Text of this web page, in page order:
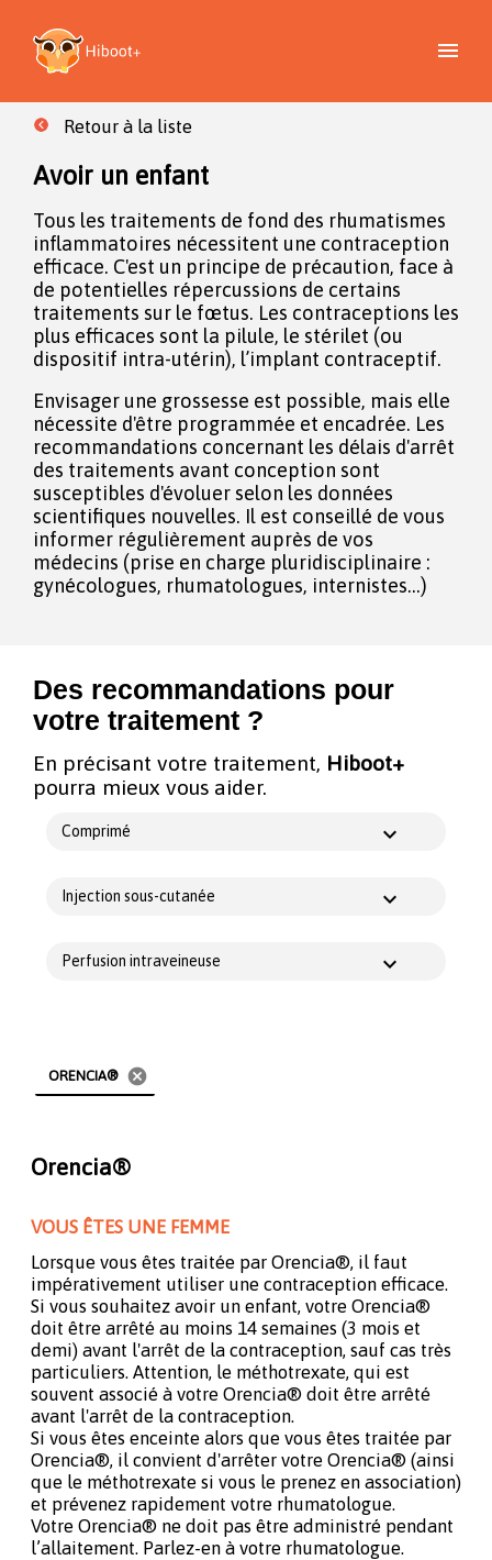
Retour à la liste
Avoir un enfant
Tous les traitements de fond des rhumatismes
inflammatoires nécessitent une contraception
efficace. C'est un principe de précaution, face à
de potentielles répercussions de certains
traitements sur le fœtus. Les contraceptions les
plus efficaces sont la pilule, le stérilet (ou
dispositif intra-utérin), l’implant contraceptif.
Envisager une grossesse est possible, mais elle
nécessite d'être programmée et encadrée. Les
recommandations concernant les délais d'arrêt
des traitements avant conception sont
susceptibles d'évoluer selon les données
scientifiques nouvelles. Il est conseillé de vous
informer régulièrement auprès de vos
médecins (prise en charge pluridisciplinaire :
gynécologues, rhumatologues, internistes...)
Des recommandations pour
votre traitement ?
En précisant votre traitement, Hiboot+
pourra mieux vous aider.
Comprimé
Injection sous-cutanée
Perfusion intraveineuse
ORENCIA® cancel
Orencia®
VOUS ÊTES UNE FEMME
Lorsque vous êtes traitée par Orencia®, il faut
impérativement utiliser une contraception efficace.
Si vous souhaitez avoir un enfant, votre Orencia®
doit être arrêté au moins 14 semaines (3 mois et
demi) avant l'arrêt de la contraception, sauf cas très
particuliers. Attention, le méthotrexate, qui est
souvent associé à votre Orencia® doit être arrêté
avant l'arrêt de la contraception.
Si vous êtes enceinte alors que vous êtes traitée par
Orencia®, il convient d'arrêter votre Orencia® (ainsi
que le méthotrexate si vous le prenez en association)
et prévenez rapidement votre rhumatologue.
Votre Orencia® ne doit pas être administré pendant
l’allaitement. Parlez-en à votre rhumatologue.